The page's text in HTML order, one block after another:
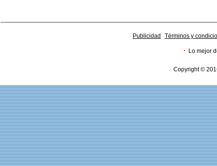
Publicidad Términos y
· Lo mejor
Copyright ©